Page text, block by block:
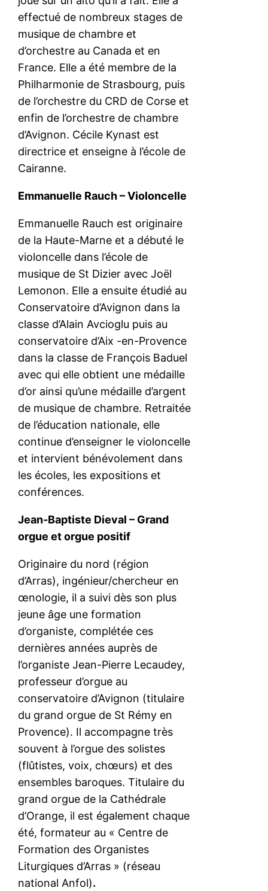
effectué de nombreux stages de
musique de chambre et
d’orchestre au Canada et en
France. Elle a été membre de la
Philharmonie de Strasbourg, puis
de l’orchestre du CRD de Corse et
enfin de l’orchestre de chambre
d’Avignon. Cécile Kynast est
directrice et enseigne à l’école de
Cairanne.
Emmanuelle Rauch – Violoncelle
Emmanuelle Rauch est originaire
de la Haute-Marne et a débuté le
violoncelle dans l’école de
musique de St Dizier avec Joël
Lemonon. Elle a ensuite étudié au
Conservatoire d’Avignon dans la
classe d’Alain Avcioglu puis au
conservatoire d’Aix -en-Provence
dans la classe de François Baduel
avec qui elle obtient une médaille
d’or ainsi qu’une médaille d’argent
de musique de chambre. Retraitée
de l’éducation nationale, elle
continue d’enseigner le violoncelle
et intervient bénévolement dans
les écoles, les expositions et
conférences.
Jean-Baptiste Dieval – Grand
orgue et orgue positif
Originaire du nord (région
d’Arras), ingénieur/chercheur en
œnologie, il a suivi dès son plus
jeune âge une formation
d’organiste, complétée ces
dernières années auprès de
l’organiste Jean-Pierre Lecaudey,
professeur d’orgue au
conservatoire d’Avignon (titulaire
du grand orgue de St Rémy en
Provence). Il accompagne très
souvent à l’orgue des solistes
(flûtistes, voix, chœurs) et des
ensembles baroques. Titulaire du
grand orgue de la Cathédrale
d’Orange, il est également chaque
été, formateur au « Centre de
Formation des Organistes
Liturgiques d’Arras » (réseau
national Anfol).